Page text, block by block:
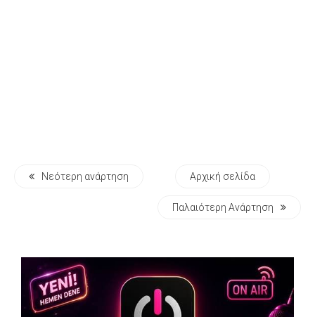
Νεότερη ανάρτηση Αρχική σελίδα
Παλαιότερη Ανάρτηση